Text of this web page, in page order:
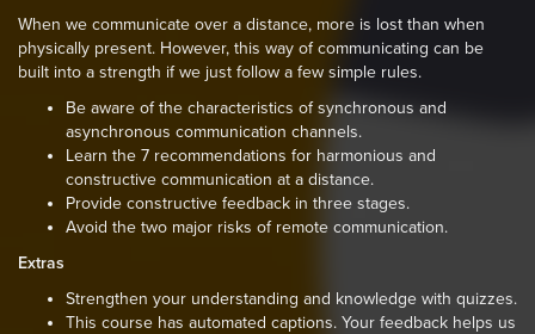
When we communicate over a distance, more is lost than when
physically present. However, this way of communicating can be
built into a strength if we just follow a few simple rules.
Be aware of the characteristics of synchronous and
asynchronous communication channels.
Learn the 7 recommendations for harmonious and
constructive communication at a distance.
Provide constructive feedback in three stages.
Avoid the two major risks of remote communication.
Extras
Strengthen your understanding and knowledge with quizzes.
This course has automated captions. Your feedback helps us